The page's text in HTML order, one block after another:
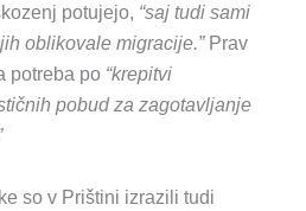
potujejo, “saj tudi sami
oblikovale migracije.”Prav
potreba po “krepitvi
pobud za zagotavljanje
so v Prištini izrazili tudi